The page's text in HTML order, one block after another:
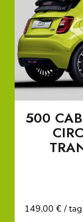
500
149,00 € / tag